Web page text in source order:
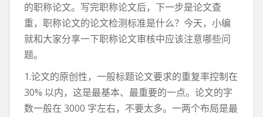
的职称论文。写完职称论文后，下一步是论文查
重，职称论文的论文检测标准是什么？今天，小编
就和大家分享一下职称论文审核中应该注意哪些问
题。
1.论文的原创性，一般标题论文要求的重复率控制在
30% 以内，这是最基本、最重要的一点。论文的字
数一般在 3000 字左右，不要太多。一两个布局是最